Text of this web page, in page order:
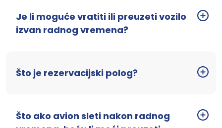
Je li moguće vratiti ili preuzeti vozilo
izvan radnog vremena?
Što je rezervacijski polog?
Što ako avion sleti nakon radnog